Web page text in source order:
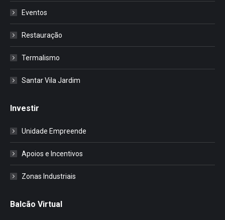
Eventos
Restauração
Termalismo
Santar Vila Jardim
Investir
Unidade Empreende
Apoios e Incentivos
Zonas Industriais
Balcão Virtual